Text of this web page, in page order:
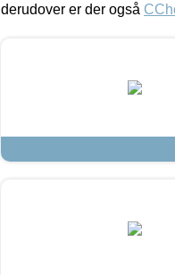
derudover er der også